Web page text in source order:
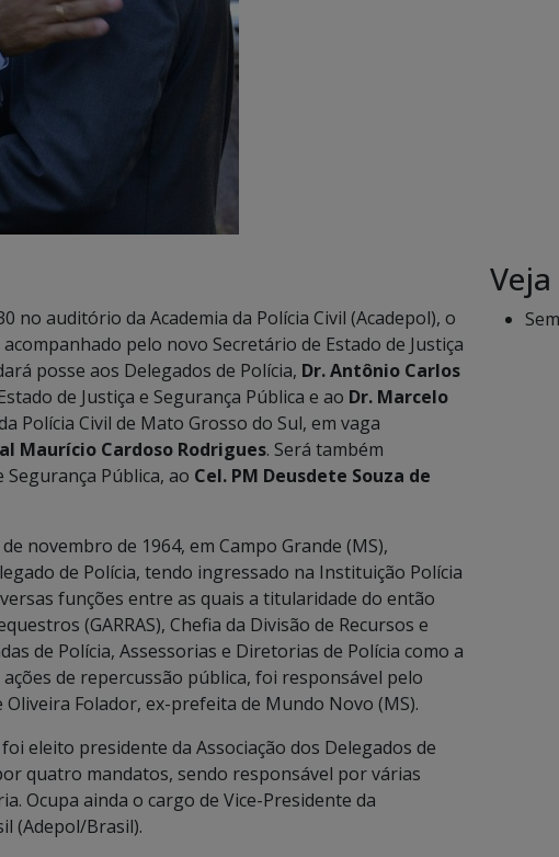
no auditório da Academia da Polícia Civil (Acadepol), o
acompanhado pelo novo Secretário de Estado de Justiça
posse aos Delegados de Polícia, Dr. Antônio Carlos
de Justiça e Segurança Pública e ao Dr. Marcelo
Polícia Civil de Mato Grosso do Sul, em vaga
Maurício Cardoso Rodrigues. Será também
Pública, ao Cel. PM Deusdete Souza de
novembro de 1964, em Campo Grande (MS),
de Polícia, tendo ingressado na Instituição Polícia
funções entre as quais a titularidade do então
(GARRAS), Chefia da Divisão de Recursos e
de Polícia, Assessorias e Diretorias de Polícia como a
de repercussão pública, foi responsável pelo
Folador, ex-prefeita de Mundo Novo (MS).
eleito presidente da Associação dos Delegados de
quatro mandatos, sendo responsável por várias
Ocupa ainda o cargo de Vice-Presidente da
(Adepol/Brasil).